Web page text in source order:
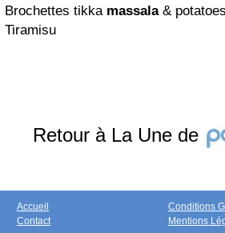
Brochettes tikka massala& potatoes
Tiramisu
Retour à La Une de
Accueil
Contact
Conditions
Mentions